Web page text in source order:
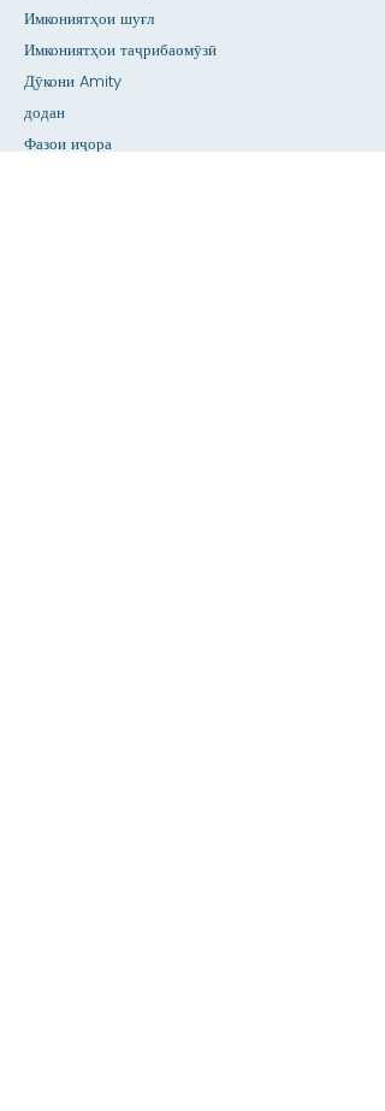
Имкониятҳои шуғл
Имкониятҳои таҷрибаомӯзӣ
Дӯкони Amity
додан
Фазои иҷора